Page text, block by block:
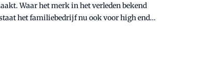
Waar het merk in het verleden bekend
het familiebedrijf nu ook voor high end